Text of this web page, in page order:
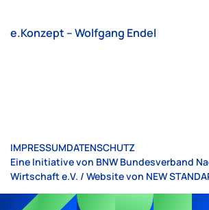
e.Konzept – Wolfgang Endel
IMPRESSUMDATENSCHUTZ
Eine Initiative von BNW Bundesverband
Wirtschaft e.V. / Website von NEW